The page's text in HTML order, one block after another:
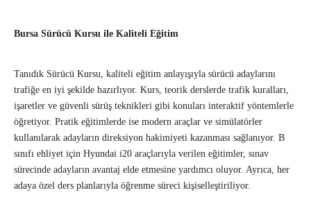
Bursa Sürücü Kursu ile Kaliteli Eğitim
Tanıdık Sürücü Kursu, kaliteli eğitim anlayışıyla sürücü adaylarını
trafiğe en iyi şekilde hazırlıyor. Kurs, teorik derslerde trafik kuralları,
işaretler ve güvenli sürüş teknikleri gibi konuları interaktif yöntemlerle
öğretiyor. Pratik eğitimlerde ise modern araçlar ve simülatörler
kullanılarak adayların direksiyon hakimiyeti kazanması sağlanıyor. B
sınıfı ehliyet için Hyundai i20 araçlarıyla verilen eğitimler, sınav
sürecinde adayların avantaj elde etmesine yardımcı oluyor. Ayrıca, her
adaya özel ders planlarıyla öğrenme süreci kişiselleştiriliyor.